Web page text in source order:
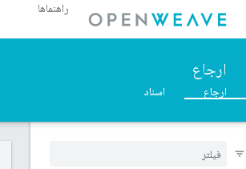
راهنماها
ارجاع
ارجاع اسناد